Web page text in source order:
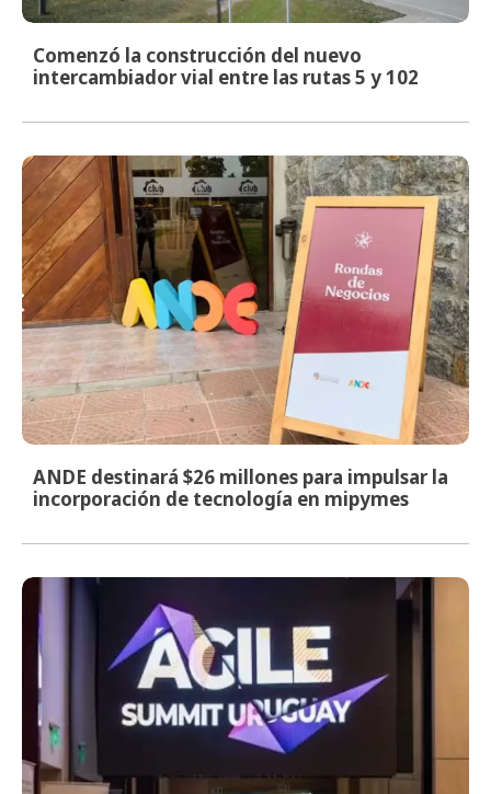
Comenzó la construcción del nuevo
intercambiador vial entre las rutas 5 y 102
ANDE destinará $26 millones para impulsar la
incorporación de tecnología en mipymes